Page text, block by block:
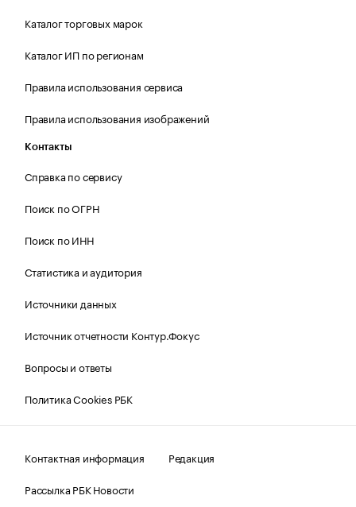
Каталог торговых марок
Каталог ИП по регионам
Правила использования сервиса
Правила использования изображений
Контакты
Справка по сервису
Поиск по ОГРН
Поиск по ИНН
Статистика и аудитория
Источники данных
Источник отчетности Контур.Фокус
Вопросы и ответы
Политика Cookies РБК
Контактная информация
Редакция
Рассылка РБК Новости